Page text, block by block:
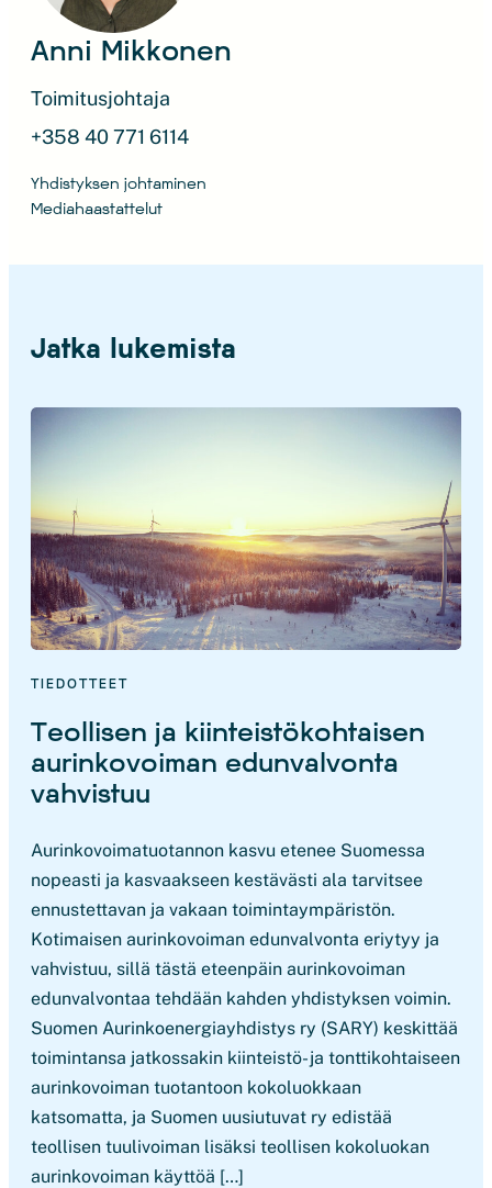
Anni Mikkonen
Toimitusjohtaja
+358 40 771 6114
Yhdistyksen johtaminen
Mediahaastattelut
Jatka lukemista
TIEDOTTEET
Teollisen ja kiinteistökohtaisen
aurinkovoiman edunvalvonta
vahvistuu
Aurinkovoimatuotannon kasvu etenee Suomessa
nopeasti ja kasvaakseen kestävästi ala tarvitsee
ennustettavan ja vakaan toimintaympäristön.
Kotimaisen aurinkovoiman edunvalvonta eriytyy ja
vahvistuu, sillä tästä eteenpäin aurinkovoiman
edunvalvontaa tehdään kahden yhdistyksen voimin.
Suomen Aurinkoenergiayhdistys ry (SARY) keskittää
toimintansa jatkossakin kiinteistö- ja tonttikohtaiseen
aurinkovoiman tuotantoon kokoluokkaan
katsomatta, ja Suomen uusiutuvat ry edistää
teollisen tuulivoiman lisäksi teollisen kokoluokan
aurinkovoiman käyttöä […]